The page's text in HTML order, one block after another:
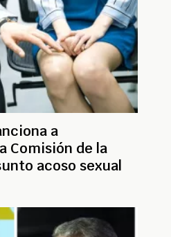
a
Comisión de la
acoso sexual